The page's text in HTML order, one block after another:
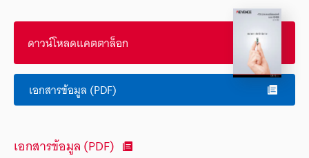
ดาวน์โหลดแคตตาล็อก
เอกสารข้อมูล (PDF)
เอกสารข้อมูล (PDF)